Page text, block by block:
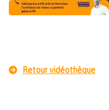
Retour vidéothèque